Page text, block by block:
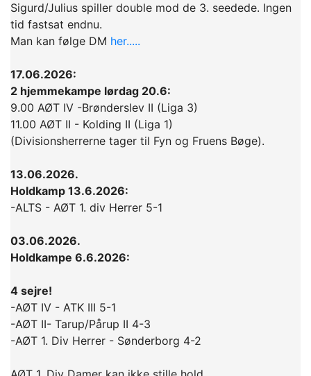
Sigurd/Julius spiller double mod de 3. seedede. Ingen
tid fastsat endnu.
Man kan følge DM her.....
17.06.2026:
2 hjemmekampe lørdag 20.6:
9.00 AØT IV -Brønderslev II (Liga 3)
11.00 AØT II - Kolding II (Liga 1)
(Divisionsherrerne tager til Fyn og Fruens Bøge).
13.06.2026.
Holdkamp 13.6.2026:
-ALTS - AØT 1. div Herrer 5-1
03.06.2026.
Holdkampe 6.6.2026:
4 sejre!
-AØT IV - ATK III 5-1
-AØT II- Tarup/Pårup II 4-3
-AØT 1. Div Herrer - Sønderborg 4-2